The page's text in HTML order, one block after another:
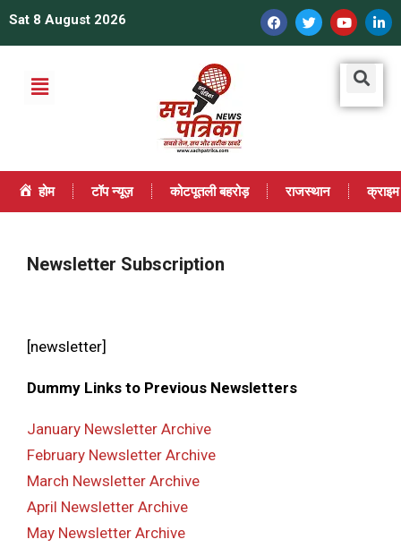
Sat 8 August 2026
होम टॉप न्यूज़ कोटपूतली बहरोड़ राजस्थान क्राइम
Newsletter Subscription
[newsletter]
Dummy Links to Previous Newsletters
January Newsletter Archive
February Newsletter Archive
March Newsletter Archive
April Newsletter Archive
May Newsletter Archive